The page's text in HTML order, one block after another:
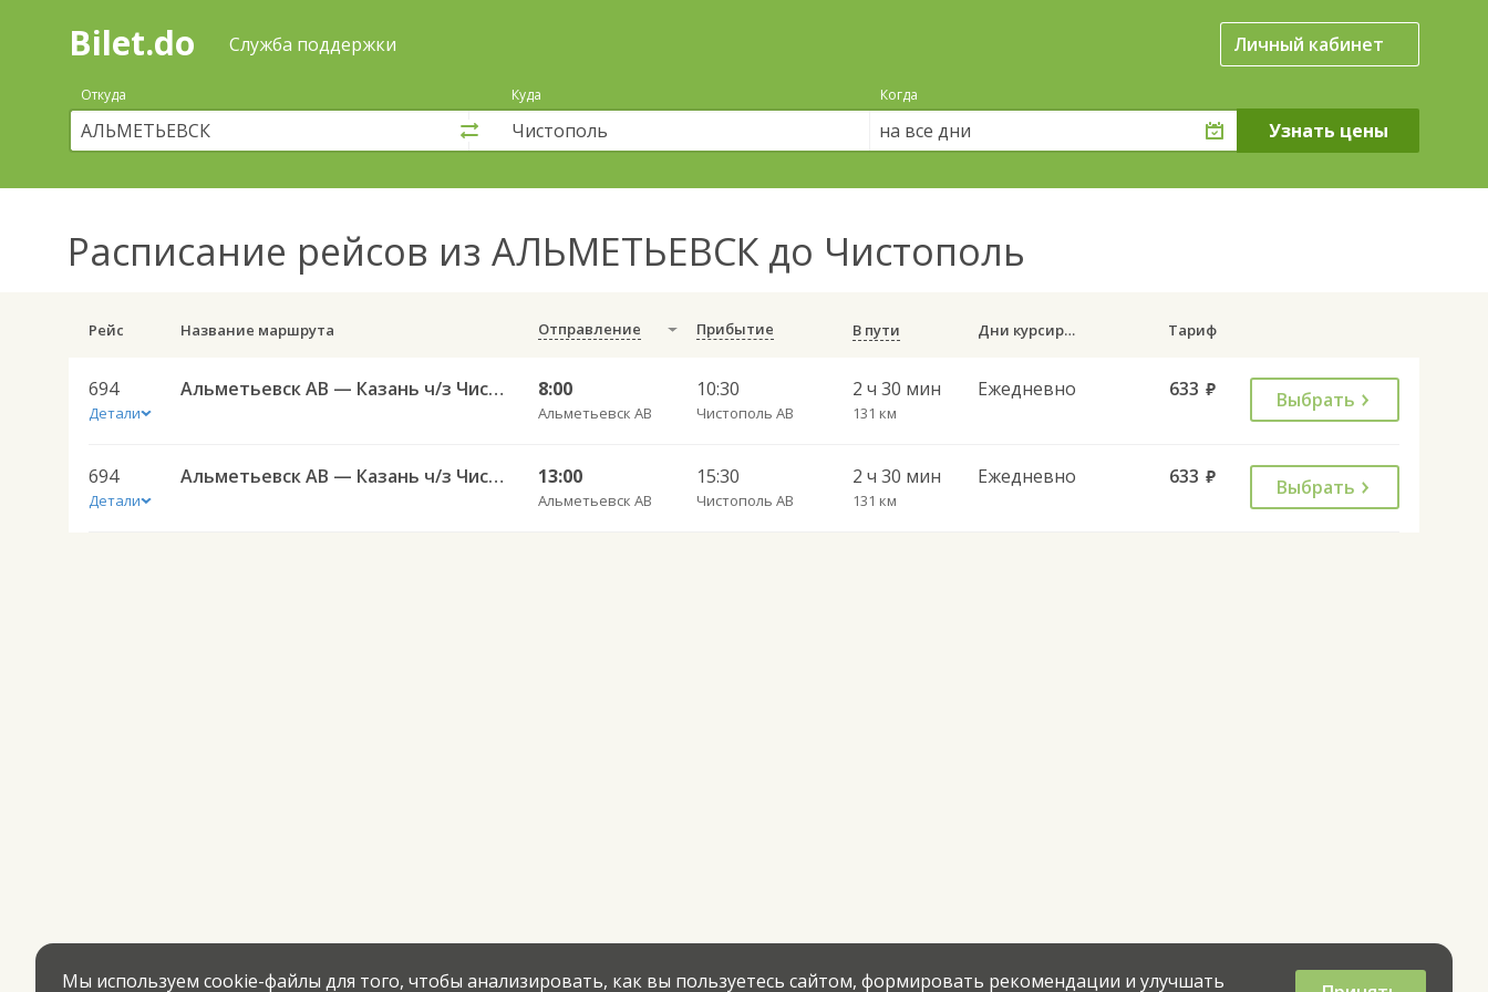
Поиск
покупка
билетов
автобус
онлайн
Bilet.do Служба поддержки Личный кабинет
Откуда Куда Когда
на все дни
Расписание рейсов из АЛЬМЕТЬЕВСК до Чистополь
Рейс Название маршрута Отправление Прибытие В пути Дни курсирования Тариф
694
Детали
Альметьевск АВ — Казань ч/з Чистополь АВ 694 8:00
Альметьевск АВ
10:30
Чистополь АВ
2 ч 30 мин
131 км
Ежедневно 633 руб. Выбрать
694
Детали
Альметьевск АВ — Казань ч/з Чистополь АВ 694 13:00
Альметьевск АВ
15:30
Чистополь АВ
2 ч 30 мин
131 км
Ежедневно 633 руб. Выбрать
Мы используем cookie-файлы для того, чтобы анализировать, как вы пользуетесь сайтом, формировать рекомендации и улучшать